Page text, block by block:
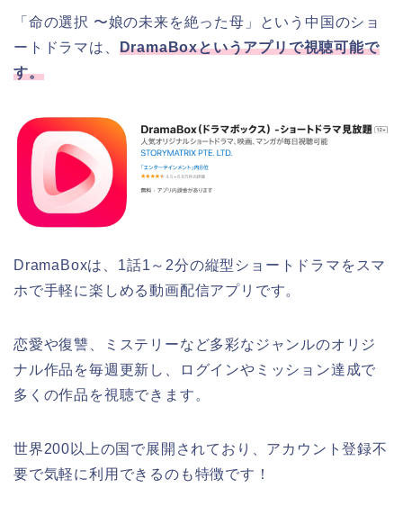
「命の選択 〜娘の未来を絶った母」という中国のショ
ートドラマは、 DramaBoxというアプリで視聴可能で
す。
DramaBoxは、1話1～2分の縦型ショートドラマをスマ
ホで手軽に楽しめる動画配信アプリです。
恋愛や復讐、ミステリーなど多彩なジャンルのオリジ
ナル作品を毎週更新し、ログインやミッション達成で
多くの作品を視聴できます。
世界200以上の国で展開されており、アカウント登録不
要で気軽に利用できるのも特徴です！